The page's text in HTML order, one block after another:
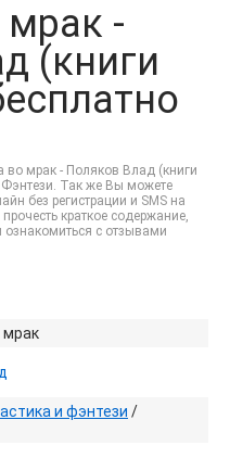
-
(книги
во мрак - Поляков Влад (книги
Так же Вы можете
без регистрации и SMS на
краткое содержание,
с отзывами
мрак
и фэнтези /